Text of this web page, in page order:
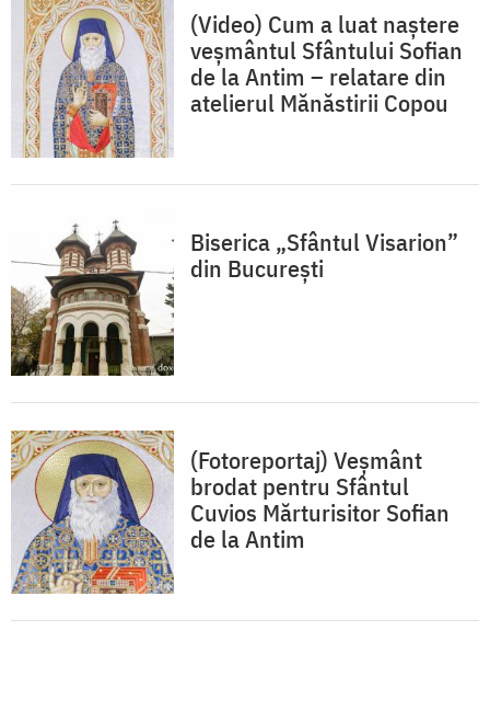
(Video) Cum a luat naștere
veșmântul Sfântului Sofian
de la Antim – relatare din
atelierul Mănăstirii Copou
Biserica „Sfântul Visarion”
din București
(Fotoreportaj) Veșmânt
brodat pentru Sfântul
Cuvios Mărturisitor Sofian
de la Antim